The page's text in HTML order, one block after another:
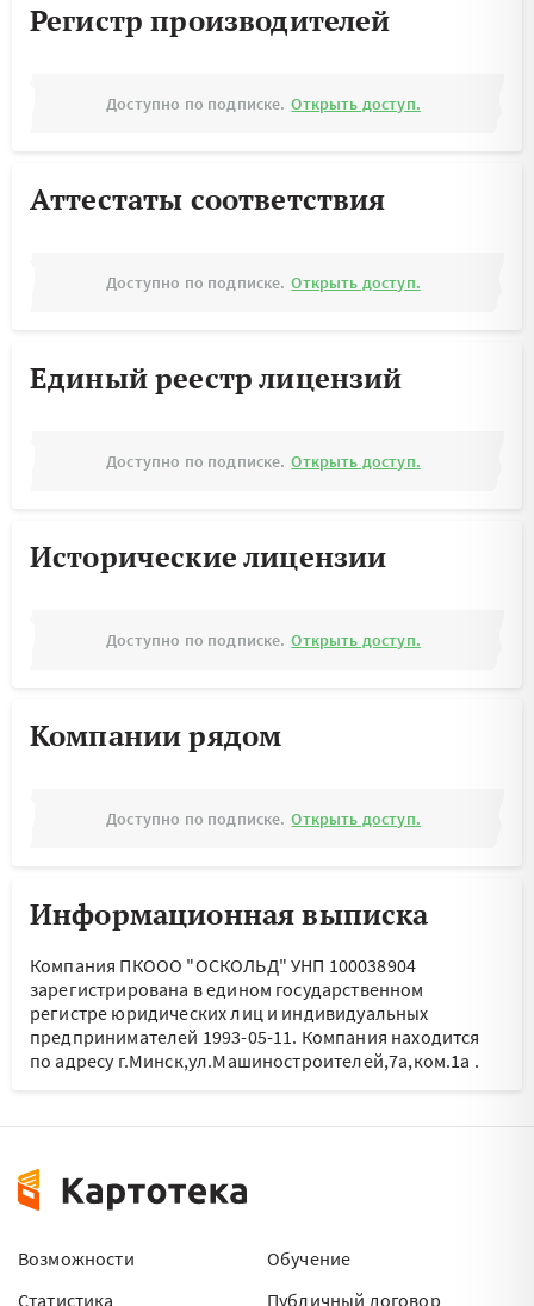
Регистр производителей
Доступно по подписке. Открыть доступ.
Аттестаты соответствия
Доступно по подписке. Открыть доступ.
Единый реестр лицензий
Доступно по подписке. Открыть доступ.
Исторические лицензии
Доступно по подписке. Открыть доступ.
Компании рядом
Доступно по подписке. Открыть доступ.
Информационная выписка
Компания ПКООО "ОСКОЛЬД" УНП 100038904
зарегистрирована в едином государственном
регистре юридических лиц и индивидуальных
предпринимателей 1993-05-11. Компания находится
по адресу г.Минск,ул.Машиностроителей,7а,ком.1а .
Возможности
Статистика
Обучение
Публичный договор